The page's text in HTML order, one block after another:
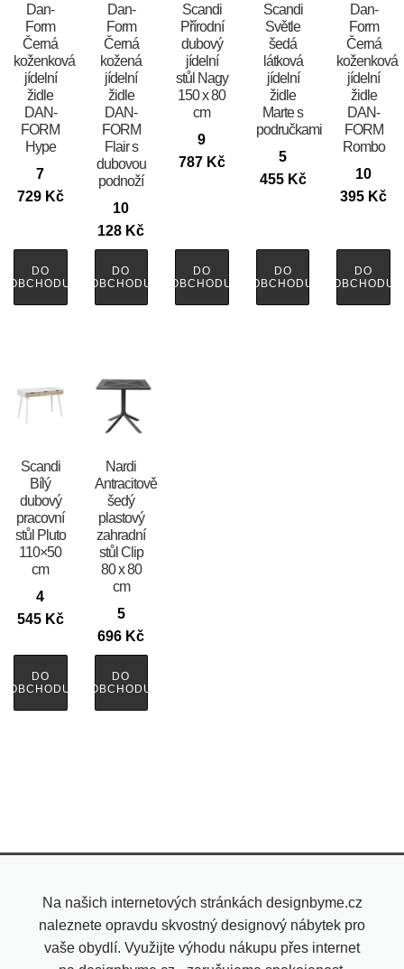
​​​​​Dan-
Form
Černá
koženková
jídelní
židle
DAN-
FORM
Hype
7
729 Kč
DO
OBCHODU
​​​​​Dan-
Form
Černá
kožená
jídelní
židle
DAN-
FORM
Flair s
dubovou
podnoží
10
128 Kč
DO
OBCHODU
Scandi
Přírodní
dubový
jídelní
stůl Nagy
150 x 80
cm
9
787 Kč
DO
OBCHODU
Scandi
Světle
šedá
látková
jídelní
židle
Marte s
područkami
5
455 Kč
DO
OBCHODU
​​​​​Dan-
Form
Černá
koženková
jídelní
židle
DAN-
FORM
Rombo
10
395 Kč
DO
OBCHODU
Scandi
Bílý
dubový
pracovní
stůl Pluto
110×50
cm
4
545 Kč
DO
OBCHODU
Nardi
Antracitově
šedý
plastový
zahradní
stůl Clip
80 x 80
cm
5
696 Kč
DO
OBCHODU
Na našich internetových stránkách designbyme.cz
naleznete opravdu skvostný designový nábytek pro
vaše obydlí. Využijte výhodu nákupu přes internet